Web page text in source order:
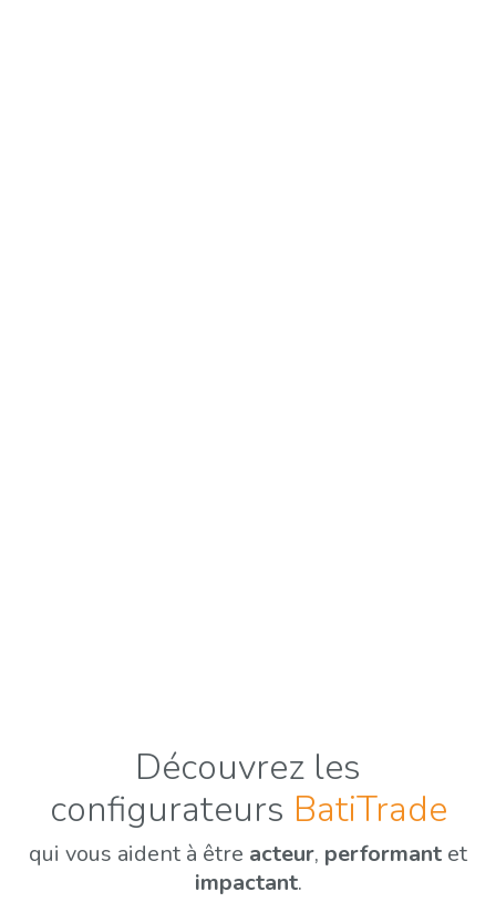
Découvrez les
configurateurs BatiTrade
qui vous aident à être acteur, performant et
impactant.